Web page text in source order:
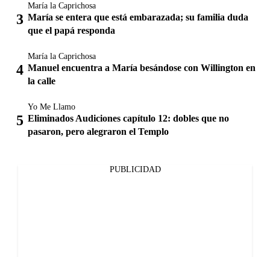
María la Caprichosa
María se entera que está embarazada; su familia duda
que el papá responda
María la Caprichosa
Manuel encuentra a María besándose con Willington en
la calle
Yo Me Llamo
Eliminados Audiciones capítulo 12: dobles que no
pasaron, pero alegraron el Templo
PUBLICIDAD